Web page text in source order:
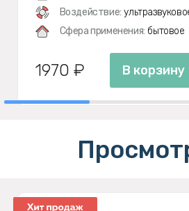
Воздействие:
Сфера применения: бытовое
1970 ₽ В корзину